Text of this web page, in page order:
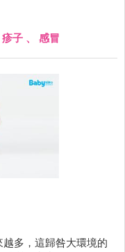
疹子 、 感冒
多，這歸咎大環境的